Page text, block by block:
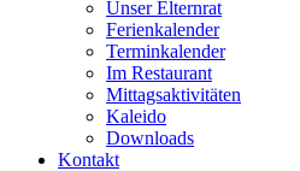
Unser Elternrat
Ferienkalender
Terminkalender
Im Restaurant
Mittagsaktivitäten
Kaleido
Downloads
Kontakt